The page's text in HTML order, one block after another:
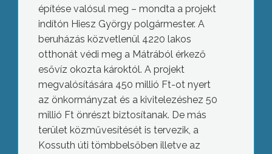
építése valósul meg – mondta a projekt
indítón Hiesz György polgármester. A
beruházás közvetlenül 4220 lakos
otthonát védi meg a Mátrából érkező
esővíz okozta károktól. A projekt
megvalósítására 450 millió Ft-ot nyert
az önkormányzat és a kivitelezéshez 50
millió Ft önrészt biztosítanak. De más
terület közművesítését is tervezik, a
Kossuth úti tömbbelsőben illetve az